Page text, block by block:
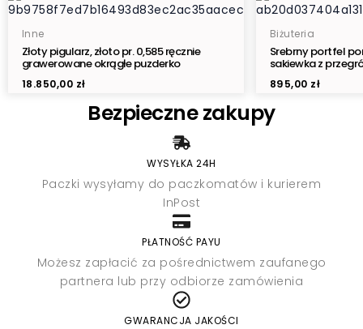
Inne
Złoty pigularz, złoto pr. 0,585 ręcznie
grawerowane okrągłe puzderko
18.850,00 zł
Biżuteria
Srebrny portfel
sakiewka z
895,00 zł
Bezpieczne zakupy
WYSYŁKA 24H
Paczki wysyłamy do paczkomatów i kurierem
InPost
PŁATNOŚĆ PAYU
Możesz zapłacić za pośrednictwem zaufanego
partnera lub przy odbiorze zamówienia
GWARANCJA JAKOŚCI